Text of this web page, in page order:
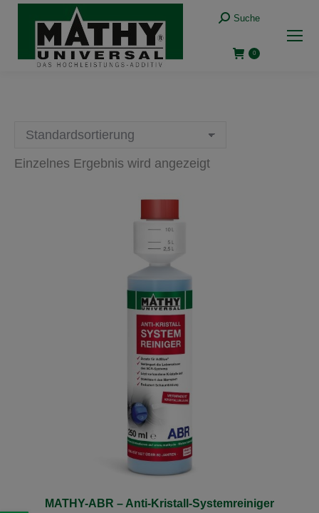
Suche:
Suche
0
Einzelnes Ergebnis wird angezeigt
MATHY-ABR – Anti-Kristall-Systemreiniger